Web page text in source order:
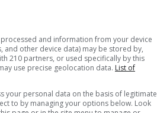
and information from your device
and other device data) may be stored by,
210 partners, or used specifically by this
use precise geolocation data. List of
your personal data on the basis of legitimate
to by managing your options below. Look